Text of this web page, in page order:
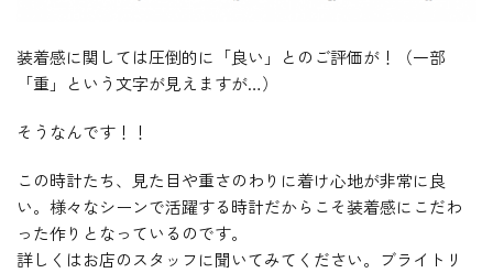
装着感に関しては圧倒的に「良い」とのご評価が！（一部
「重」という文字が見えますが…）
そうなんです！！
この時計たち、見た目や重さのわりに着け心地が非常に良
い。様々なシーンで活躍する時計だからこそ装着感にこだわ
った作りとなっているのです。
詳しくはお店のスタッフに聞いてみてください。ブライトリ